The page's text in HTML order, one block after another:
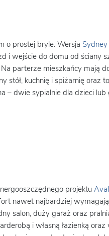
o prostej bryle. Wersja Sydney
i wejście do domu od ściany
Na parterze mieszkańcy mają
stół, kuchnię i spiżarnię oraz
– dwie sypialnie dla dzieci lub
projektu
nawet najbardziej
salon, duży garaż oraz
i własną łazienką